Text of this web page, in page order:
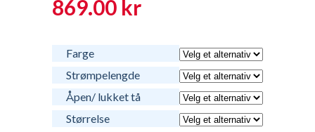
869.00 kr
Farge
Strømpelengde
Åpen/ lukket tå
Størrelse